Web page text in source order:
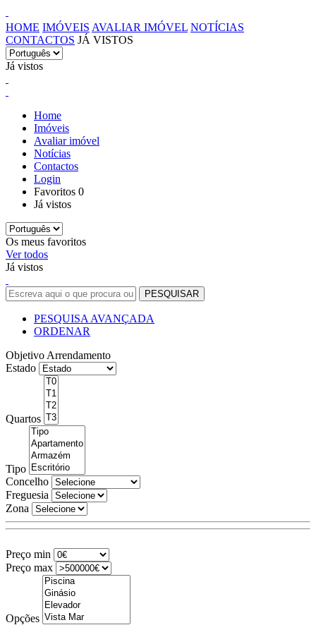
HOME IMÓVEIS AVALIAR IMÓVEL NOTÍCIAS
CONTACTOS JÁ VISTOS
Já vistos
Home
Imóveis
Avaliar imóvel
Notícias
Contactos
Login
Favoritos 0
Já vistos
Os meus favoritos
Ver todos
Já vistos
PESQUISA AVANÇADA
ORDENAR
Objetivo Arrendamento
Estado
Quartos
Tipo
Concelho
Freguesia
Zona
Preço min
Preço max
Opções